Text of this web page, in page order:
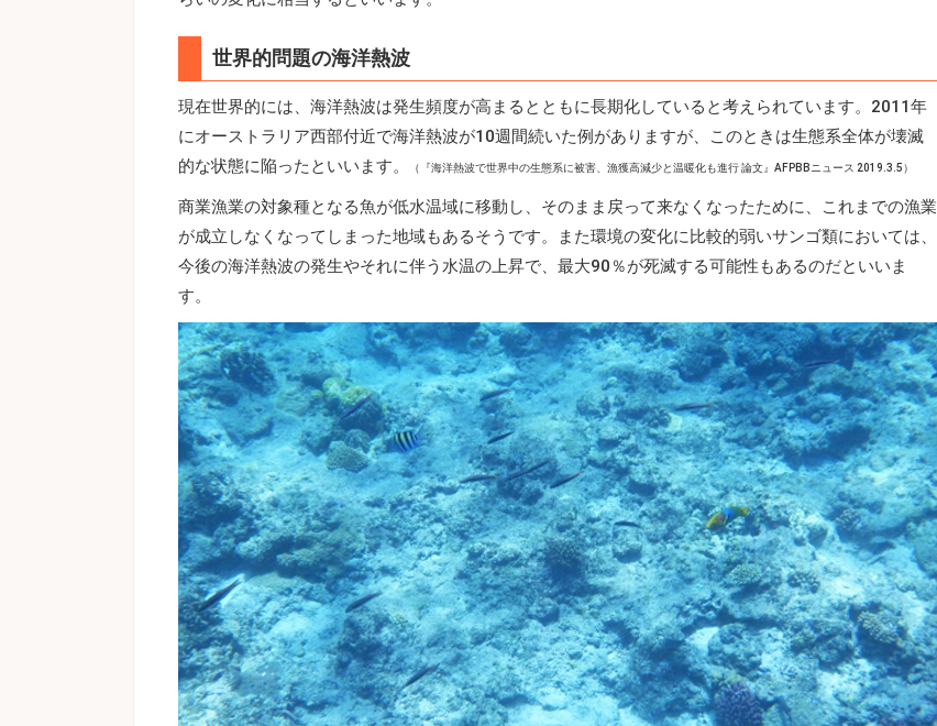
世界的問題の海洋熱波
現在世界的には、海洋熱波は発生頻度が高まるとともに長期化していると考えられています。2011年
にオーストラリア西部付近で海洋熱波が10週間続いた例がありますが、このときは生態系全体が壊滅
的な状態に陥ったといいます。
（『海洋熱波で世界中の生態系に被害、漁獲高減少と温暖化も進行 論文』AFPBB ニュース 2019.3.5）
商業漁業の対象種となる魚が低水温域に移動し、そのまま戻って来なくなったために、これまでの漁業
が成立しなくなってしまった地域もあるそうです。また環境の変化に比較的弱いサンゴ類においては、
今後の海洋熱波の発生やそれに伴う水温の上昇で、最大90％が死滅する可能性もあるのだといいま
す。